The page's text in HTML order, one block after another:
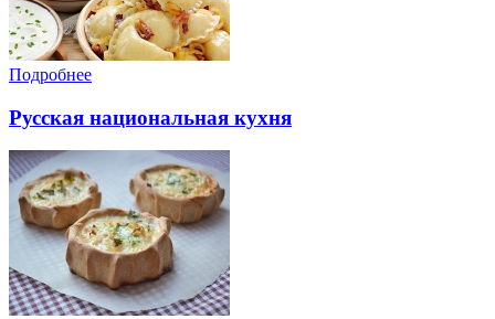
Подробнее
Русская национальная кухня